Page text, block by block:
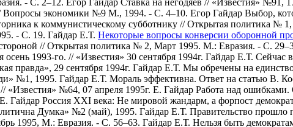
- С. 2–12. Егор Гайдар Ставка на негодяев // «Известия» №91,
Вопросы экономики №9 М., 1994. - С. 4–10. Егор Гайдар Выбор,
к коммунистическому субботнику // Открытая политика №
- С. 19. Гайдар Е.Т. Некоторые вопросы конверсии оборонной
// Открытая политика № 2, Март 1995. М.: Евразия. - С.
1993-го. // «Известия» 30 сентября 1994г. Гайдар Е.Т. Сейчас
правда», 29 сентября 1994г. Гайдар Е.Т. Мы обречены на
№1, 1995. Гайдар Е.Т. Мораль эффективна. Ответ на статью В.
«Известия» №64, 07 апреля 1995г. Е. Гайдар Работа над
Е. Гайдар Россия ХХI века: Не мировой жандарм, а форпост
Думка» №2 (май), 1995. Гайдар Е.Т. Правительство
1995, М.: Евразия. - С. 56–63. Гайдар Е.Т. Нельзя быть